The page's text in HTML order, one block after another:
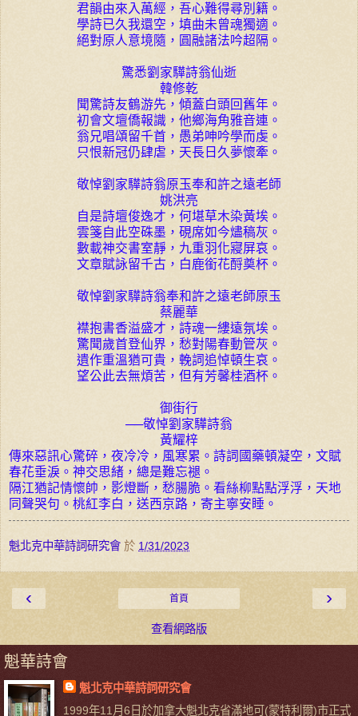
君韻由來入萬經，吾心難得尋別籍。
學詩已久我還空，填曲未曾魂獨適。
絕對原人意境隨，圓融諸法吟超隔。
驚悉劉家驊詩翁仙逝
韓修乾
聞驚詩友鶴游先，傾蓋白頭回舊年。
初會文壇僑報識，他鄉海角雅音連。
翁兄唱頌留千首，愚弟呻吟學而虔。
只恨新冠仍肆虐，天長日久夢懷牽。
敬悼劉家驊詩翁原玉奉和許之遠老師
姚洪亮
自是詩壇俊逸才，何堪草木染黃埃。
雲箋自此空硃墨，硯席如今燼稿灰。
數載神交書室靜，九重羽化寢屏哀。
文章賦詠留千古，白鹿銜花酹奠杯。
敬悼劉家驊詩翁奉和許之遠老師原玉
蔡麗華
襟抱書香溢盛才，詩魂一縷遠氛埃。
驚聞歲首登仙界，愁對陽春動管灰。
遺作重溫猶可貴，輓詞追悼頓生哀。
望公此去無煩苦，但有芳馨桂酒杯。
御街行
──敬悼劉家驊詩翁
黃耀梓
傳來惡訊心驚碎，夜冷冷，風寒累。詩詞國藥頓凝空，文賦
春花垂淚。神交思緒，總是難忘褪。
隔江猶記情懷帥，影燈斷，愁腸脆。看絲柳點點浮浮，天地
同聲哭句。桃紅李白，送西京路，寄主寧安睡。
魁北克中華詩詞研究會 於 1/31/2023
‹ ›
首頁
查看網路版
魁華詩會
魁北克中華詩詞研究會
1999年11月6日於加拿大魁北克省滿地可(蒙特利爾)市正式